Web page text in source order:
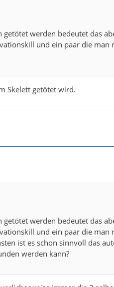
werden bedeutet das
und ein paar die
Skelett getötet wird.
werden bedeutet das
und ein paar die
ist es schon sinnvoll das
werden kann?